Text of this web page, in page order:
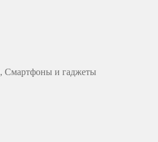
, Смартфоны и гаджеты